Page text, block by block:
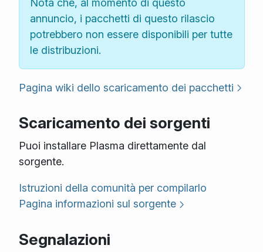
annuncio, i pacchetti di questo rilascio
potrebbero non essere disponibili per tutte
le distribuzioni.
Pagina wiki dello scaricamento dei pacchetti
Scaricamento dei sorgenti
Puoi installare Plasma direttamente dal
sorgente.
Istruzioni della comunità per compilarlo
Pagina informazioni sul sorgente
Segnalazioni